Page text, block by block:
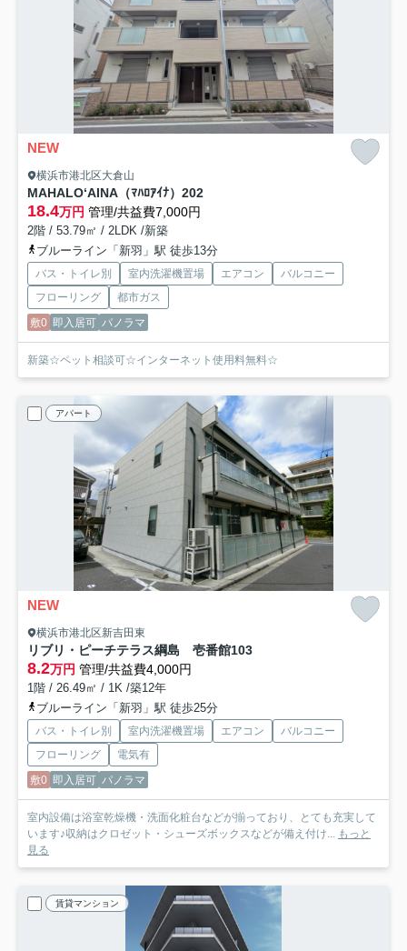
NEW
横浜市港北区大倉山
MAHALO‘AINA（ﾏﾊﾛｱｲﾅ） 202
18.4万円 管理/共益費7,000円
2階 / 53.79㎡ / 2LDK /新築
ブルーライン「新羽」駅 徒歩13分
バス・トイレ別 室内洗濯機置場 エアコン
バルコニー
フローリング
都市ガス
敷0 即入居可 パノラマ
新築☆ペット相談可☆インターネット使用料無料☆
アパート
NEW
横浜市港北区新吉田東
リブリ・ピーチテラス綱島 壱番館103
8.2万円 管理/共益費4,000円
1階 / 26.49㎡ / 1K /築12年
ブルーライン「新羽」駅 徒歩25分
バス・トイレ別 室内洗濯機置場 エアコン
バルコニー
フローリング
電気有
敷0 即入居可 パノラマ
室内設備は浴室乾燥機・洗面化粧台などが揃っており、とても充実して
います♪収納はクロゼット・シューズボックスなどが備え付け... もっと
見る
賃貸マンション